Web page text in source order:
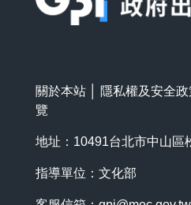
關於本站 隱私權及安全
覽
地址：10491台北市中山區
指導單位：文化部